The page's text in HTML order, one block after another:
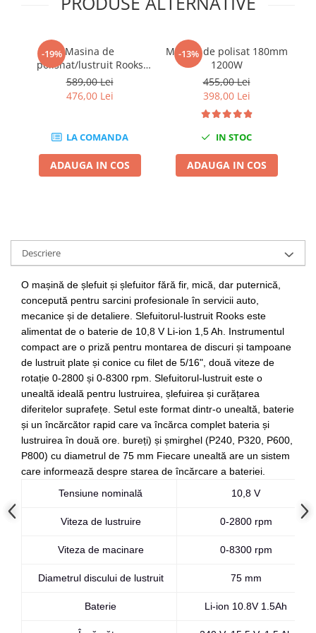
Ciocane Dalti si Dornuri
Gresoare
Reparat Filete
Aeroterme si Incalzitoare
Aspiratoare industriale
Pistoale aer cald
Pistoale de lipit
Polizoare unghiulare
Rindele
Slefuitoare electrice
Scule fixare distributie
Alfa romeo
Audi
Bmw
Chevrolet
Chrysler
Citroen
Fiat
Ford
Lancia
-19% Masina de
polishat/lustruit Rooks
180mm 1200w
589,00 Lei
476,00 Lei
LA COMANDA
ADAUGA IN COS
-13%
Masina de polisat 180mm
1200W
455,00 Lei
398,00 Lei
IN STOC
ADAUGA IN COS
Descriere
O mașină de șlefuit și șlefuitor fără fir, mică, dar puternică,
concepută pentru sarcini profesionale în servicii auto,
mecanice și de detaliere. Slefuitorul-lustruit Rooks este
alimentat de o baterie de 10,8 V Li-ion 1,5 Ah. Instrumentul
compact are o priză pentru montarea de discuri și tampoane
de lustruit plate și conice cu filet de 5/16", două viteze de
rotație 0-2800 și 0-8300 rpm. Slefuitorul-lustruit este o
unealtă ideală pentru lustruirea, șlefuirea și curățarea
diferitelor suprafețe. Setul este format dintr-o unealtă, baterie
și un încărcător rapid care va încărca complet bateria și
lustruirea în două ore. bureți) și șmirghel (P240, P320, P600,
P800) cu diametrul de 75 mm Fiecare unealtă are un sistem
care informează despre starea de încărcare a bateriei.
Tensiune nominală
10,8 V
Viteza de lustruire 0-2800 rpm
Viteza de macinare 0-8300 rpm
Diametrul discului de lustruit 75 mm
Baterie Li-ion 10.8V 1.5Ah